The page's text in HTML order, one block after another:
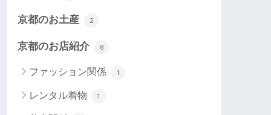
京都のお土産 2
京都のお店紹介 8
ファッション関係 1
レンタル着物 1